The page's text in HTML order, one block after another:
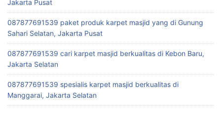
Jakarta Pusat
087877691539 paket produk karpet masjid yang di Gunung
Sahari Selatan, Jakarta Pusat
087877691539 cari karpet masjid berkualitas di Kebon Baru,
Jakarta Selatan
087877691539 spesialis karpet masjid berkualitas di
Manggarai, Jakarta Selatan